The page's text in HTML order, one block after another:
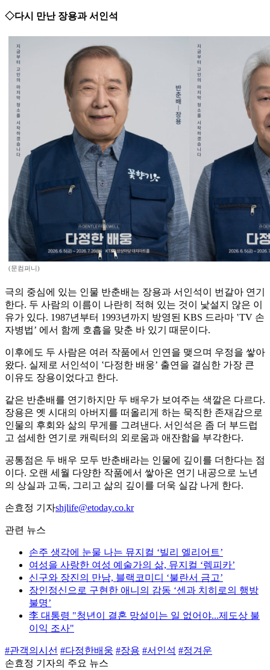
◇다시 만난 장용과 서인석
(문컴퍼니)
극의 중심에 있는 인물 반춘배는 장용과 서인석이 번갈아 연기
한다. 두 사람의 이름이 나란히 적혀 있는 것이 낯설지 않은 이
유가 있다. 1987년부터 1993년까지 방영된 KBS 드라마 ‛TV 손
자병법’ 에서 함께 호흡을 맞춘 바 있기 때문이다.
이후에도 두 사람은 여러 작품에서 인연을 맺으며 우정을 쌓아
왔다. 실제로 서인석이 ‛다정한 배웅’ 출연을 결심한 가장 큰
이유도 장용이었다고 한다.
같은 반춘배를 연기하지만 두 배우가 보여주는 색깔은 다르다.
장용은 옛 시대의 아버지를 떠올리게 하는 묵직한 존재감으로
인물의 후회와 삶의 무게를 그려낸다. 서인석은 좀 더 부드럽
고 섬세한 연기로 캐릭터의 외로움과 애잔함을 부각한다.
공통점은 두 배우 모두 반춘배라는 인물에 깊이를 더한다는 점
이다. 오랜 세월 다양한 작품에서 쌓아온 연기 내공으로 노년
의 상실과 고독, 그리고 삶의 깊이를 더욱 실감 나게 한다.
손효정 기자shjlife@etoday.co.kr
관련 뉴스
손주 생각에 눈물 나는 뮤지컬 ‘빌리 엘리어트’
여성을 사랑한 여성 예술가의 삶, 뮤지컬 ‘렘피카’
신구와 장진의 만남, 블랙코미디 ‘불란서 금고’
장인정신으로 구현한 애니의 감동 ‘센과 치히로의 행방
불명’
李 대통령 "청년이 결혼 망설이는 일 없어야...제도상 불
이익 조사"
#관객의시선 #다정한배웅 #장용 #서인석 #정겨운
손효정 기자의 주요 뉴스